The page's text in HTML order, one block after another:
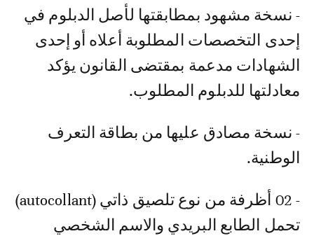
- نسخة مشهود بمطابقتها لأصل الدبلوم في
إحدى التخصصات المطلوبة أعلاه أو إحدى
الشهادات مدعمة بمقتضى القانون يؤكد
معادلتها للدبلوم المطلوب.
- نسخة مصادق عليها من بطاقة التعرف
الوطنية.
- 02 أظرفة من نوع تلصيق ذاتي (autocollant)
تحمل الطابع البريدي والاسم الشخصي